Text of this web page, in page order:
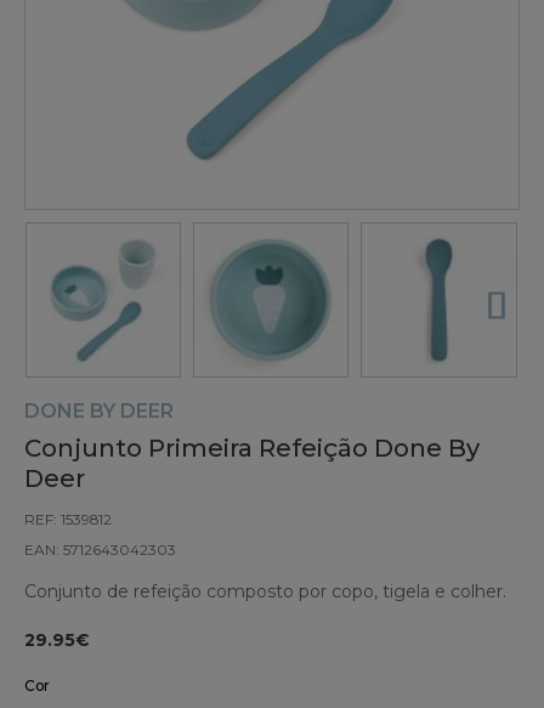
DONE BY DEER
Conjunto Primeira Refeição Done By
Deer
REF: 1539812
EAN: 5712643042303
Conjunto de refeição composto por copo, tigela e colher.
29.95€
Cor